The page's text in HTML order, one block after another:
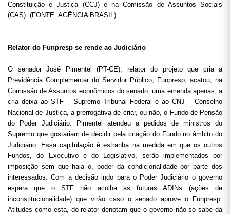
Constituição e Justiça (CCJ) e na Comissão de Assuntos Sociais
(CAS). (FONTE: AGÊNCIA BRASIL)
Relator do Funpresp se rende ao Judiciário
O senador José Pimentel (PT-CE), relator do projeto que cria a
Previdência Complementar do Servidor Público, Funpresp, acatou, na
Comissão de Assuntos econômicos do senado, uma emenda apenas, a
cria deixa ao STF – Supremo Tribunal Federal e ao CNJ – Conselho
Nacional de Justiça, a prerrogativa de criar, ou não, o Fundo de Pensão
do Poder Judiciário. Pimentel atendeu a pedidos de ministros do
Supremo que gostariam de decidir pela criação do Fundo no âmbito do
Judiciário. Essa capitulação é estranha na medida em que os outros
Fundos, do Executivo e do Legislativo, serão implementados por
imposição sem que haja o, poder da condicionalidade por parte dos
interessados. Com a decisão indo para o Poder Judiciário o governo
espera que o STF não acolha as futuras ADINs (ações de
inconstitucionalidade) que virão caso o senado aprove o Funpresp.
Atitudes como esta, do relator denotam que o governo não só sabe da